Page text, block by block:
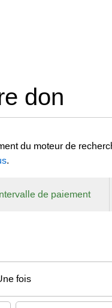
don
du moteur de
.
de paiement
fois